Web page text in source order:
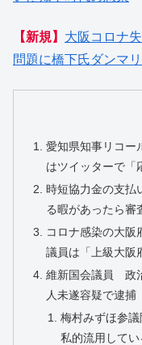
【新規】 大阪コロナ
問題に橋下氏ダンマ
愛知県知事リコ
はツイッターで
時短協力金の支
る暇があったら審
コロナ感染の大
議員は「上級大阪
維新国会議員 政
人未遂容疑で逮捕
梅村みずほ参
私的流用してい